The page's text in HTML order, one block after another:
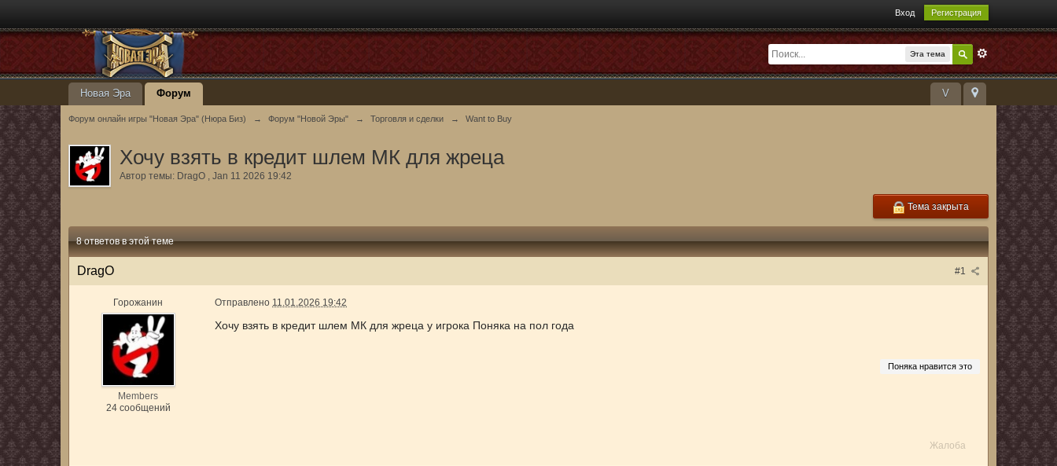
Вход Регистрация
Эта тема
V
Новая Эра Форум
Форум онлайн игры "Новая Эра" (Нюра Биз) → Форум "Новой Эры" → Торговля и сделки → Want to Buy
Хочу взять в кредит шлем МК для жреца
Автор темы: DrаgО ,Jan 11 2026 19:42
Тема закрыта
8 ответов в этой теме
#1
DrаgО
Горожанин
Members
24 сообщений
Отправлено 11.01.2026 19:42
Хочу взять в кредит шлем МК для жреца у игрока Поняка на пол года
Поняка нравится это
Жалоба